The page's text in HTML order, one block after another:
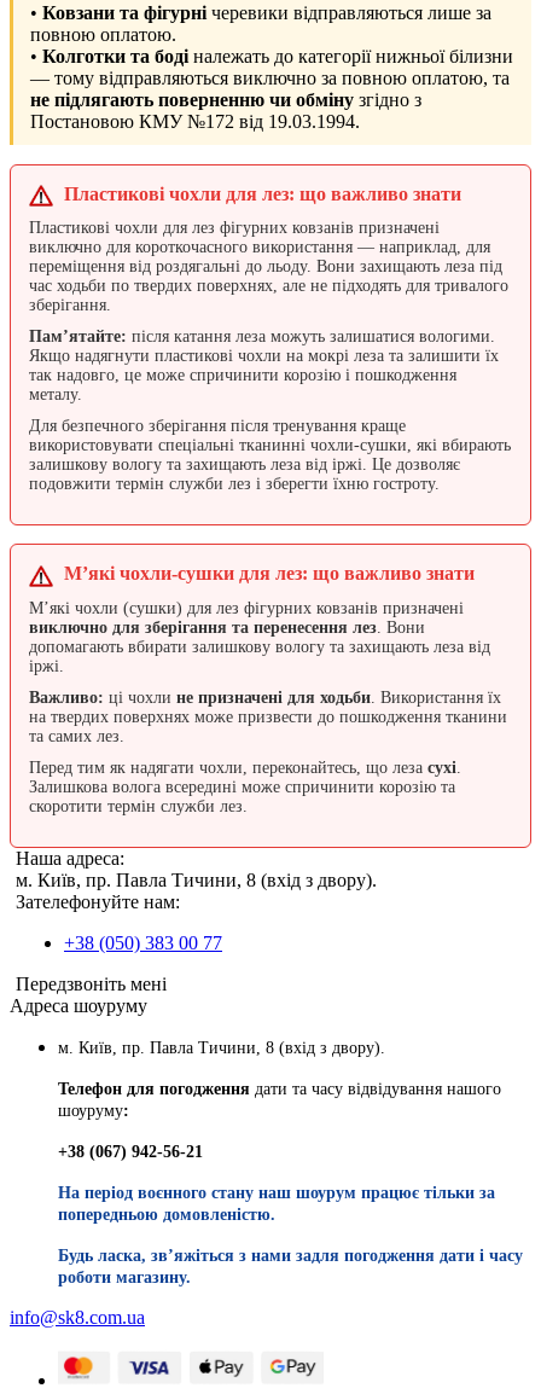
• Ковзани та фігурні черевики відправляються лише за
повною оплатою.
• Колготки та боді належать до категорії нижньої білизни
— тому відправляються виключно за повною оплатою, та
не підлягають поверненню чи обміну згідно з
Постановою КМУ №172 від 19.03.1994.
Пластикові чохли для лез: що важливо знати
Пластикові чохли для лез фігурних ковзанів призначені
виключно для короткочасного використання — наприклад, для
переміщення від роздягальні до льоду. Вони захищають леза під
час ходьби по твердих поверхнях, але не підходять для тривалого
зберігання.
Пам’ятайте: після катання леза можуть залишатися вологими.
Якщо надягнути пластикові чохли на мокрі леза та залишити їх
так надовго, це може спричинити корозію і пошкодження
металу.
Для безпечного зберігання після тренування краще
використовувати спеціальні тканинні чохли-сушки, які вбирають
залишкову вологу та захищають леза від іржі. Це дозволяє
подовжити термін служби лез і зберегти їхню гостроту.
М’які чохли-сушки для лез: що важливо знати
М’які чохли (сушки) для лез фігурних ковзанів призначені
виключно для зберігання та перенесення лез . Вони
допомагають вбирати залишкову вологу та захищають леза від
іржі.
Важливо: ці чохли не призначені для ходьби . Використання їх
на твердих поверхнях може призвести до пошкодження тканини
та самих лез.
Перед тим як надягати чохли, переконайтесь, що леза сухі
Залишкова волога всередині може спричинити корозію та
скоротити термін служби лез.
Наша адреса:
м. Київ, пр. Павла Тичини, 8 (вхід з двору).
Зателефонуйте нам:
+38 (050) 383 00 77
Передзвоніть мені
Адреса шоуруму
м. Київ, пр. Павла Тичини, 8 (вхід з двору).
Телефон для погодження дати та часу відвідування нашого
шоуруму:
+38 (067) 942-56-21
На період воєнного стану наш шоурум працює тільки за
попередньою домовленістю.
Будь ласка, звʼяжіться з нами задля погодження дати і часу
роботи магазину.
info@sk8.com.ua